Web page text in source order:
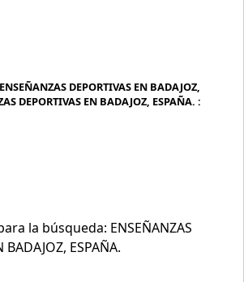
DEPORTIVAS EN BADAJOZ,
DEPORTIVAS EN BADAJOZ, ESPAÑA. :
la búsqueda: ENSEÑANZAS
BADAJOZ, ESPAÑA.